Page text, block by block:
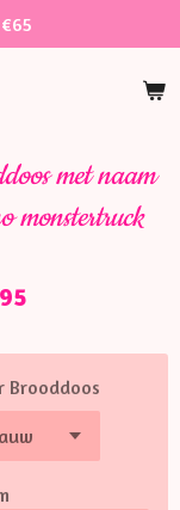
met naam
monstertruck
Brooddoos